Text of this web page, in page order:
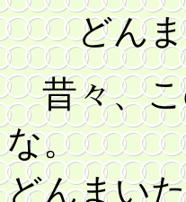
どんま
昔々、こ
な。
どんまい